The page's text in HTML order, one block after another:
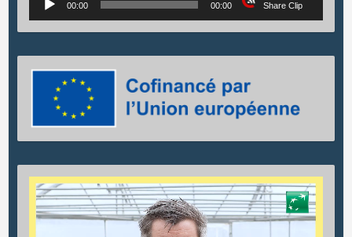
00:00 00:00 Share Clip